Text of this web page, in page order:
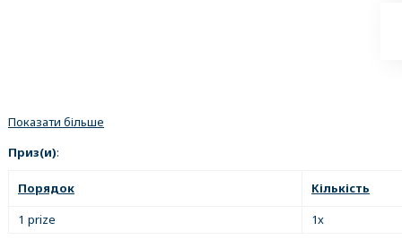
Показати більше
Приз(и):
Порядок
Кількість
1 prize
1x